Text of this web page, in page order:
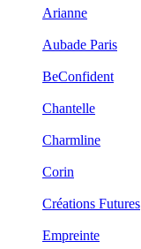
Arianne
Aubade Paris
BeConfident
Chantelle
Charmline
Corin
Créations Futures
Empreinte